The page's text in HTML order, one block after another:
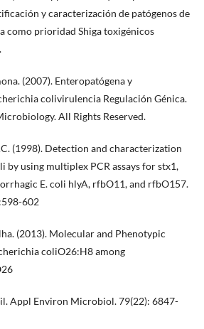
y caracterización de patógenos de
como prioridad Shiga toxigénicos
(2007). Enteropatógena y
colivirulencia Regulación Génica.
All Rights Reserved.
(1998). Detection and characterization
by using multiplex PCR assays for stx1,
E. coli hlyA, rfbO11, and rfbO157.
602
(2013). Molecular and Phenotypic
coliO26:H8 among
Appl Environ Microbiol. 79(22): 6847-